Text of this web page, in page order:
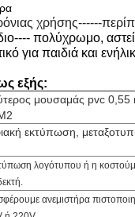
χρήσης------
---- πολύχρωμο,
για παιδιά και
εξής:
μουσαμάς pvc
εκτύπωση,
λογότυπου ή η
ανεμιστήρα